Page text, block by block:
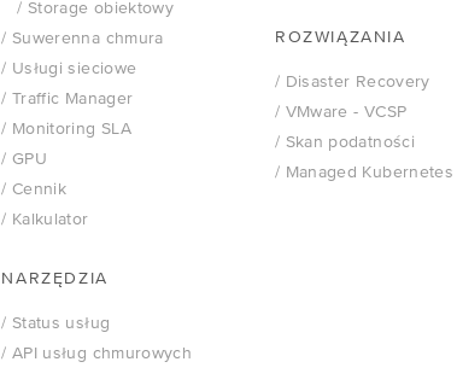
/ Storage obiektowy
/ Suwerenna chmura
/ Usługi sieciowe
/ Traffic Manager
/ Monitoring SLA
/ GPU
/ Cennik
/ Kalkulator
NARZĘDZIA
/ Status usług
/ API usług chmurowych
ROZWIĄZANIA
/ Disaster Recovery
/ VMware - VCSP
/ Skan podatności
/ Managed Kubernetes